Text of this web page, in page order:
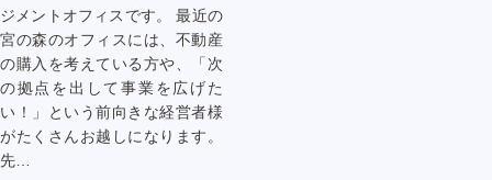
ジメントオフィスです。 最近の
宮の森のオフィスには、不動産
の購入を考えている方や、「次
の拠点を出して事業を広げた
い！」という前向きな経営者様
がたくさんお越しになります。
先…